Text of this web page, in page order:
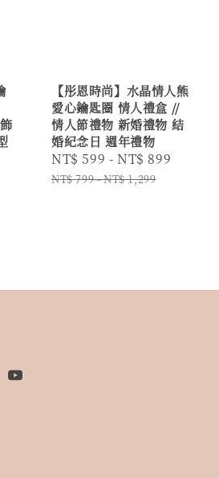
【彤恩時尚】水晶情人熊
愛心鑰匙圈 情人禮盒 //
情人節禮物 新婚禮物 結
婚紀念日 週年禮物
Sale
price
NT$ 599 -NT$ 899
NT$ 799-NT$ 1,299